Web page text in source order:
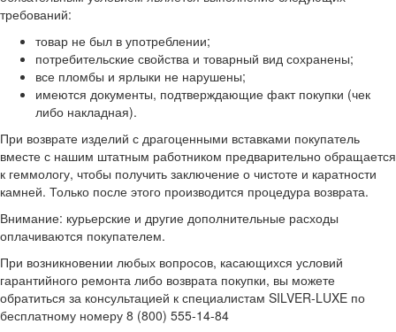
требований:
товар не был в употреблении;
потребительские свойства и товарный вид сохранены;
все пломбы и ярлыки не нарушены;
имеются документы, подтверждающие факт покупки (чек
либо накладная).
При возврате изделий с драгоценными вставками покупатель
вместе с нашим штатным работником предварительно обращается
к геммологу, чтобы получить заключение о чистоте и каратности
камней. Только после этого производится процедура возврата.
Внимание: курьерские и другие дополнительные расходы
оплачиваются покупателем.
При возникновении любых вопросов, касающихся условий
гарантийного ремонта либо возврата покупки, вы можете
обратиться за консультацией к специалистам SILVER-LUXE по
бесплатному номеру 8 (800) 555-14-84